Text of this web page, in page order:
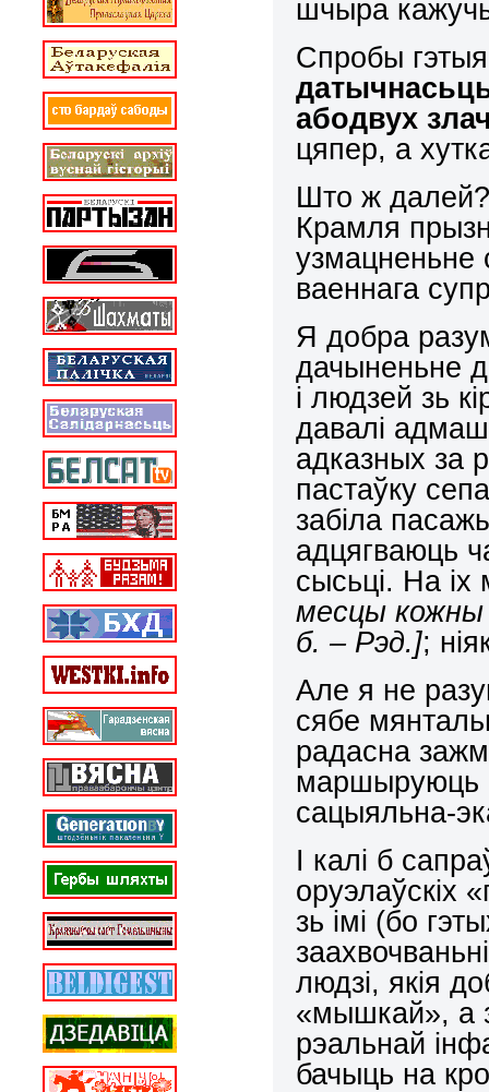
шчыра
Спробы
абодвух
цяпер, а
Што ж
Крамля
узмацненьне
ваеннага
Я добра
дачыненьне
і людзей зь
давалі
адказных за
пастаўку
забіла
адцягваюць
сысьці. На
месцы кожны
б. – Рэд.];
Але я не
сябе
радасна
маршыруюць
сацыяльна-
І калі б
оруэлаўскіх
зь імі (бо
людзі, якія
«мышкай», а
рэальнай
бачыць на